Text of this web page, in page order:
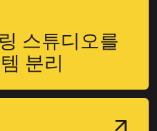
스튜디오를
분리